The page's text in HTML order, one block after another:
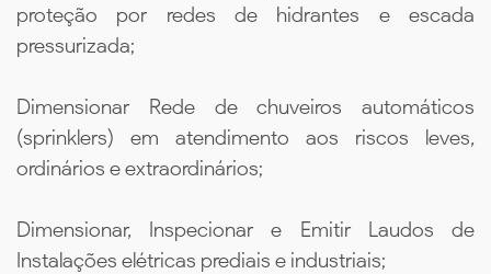
proteção por redes de hidrantes e escada
pressurizada;
Dimensionar Rede de chuveiros automáticos
(sprinklers) em atendimento aos riscos leves,
ordinários e extraordinários;
Dimensionar, Inspecionar e Emitir Laudos de
Instalações elétricas prediais e industriais;